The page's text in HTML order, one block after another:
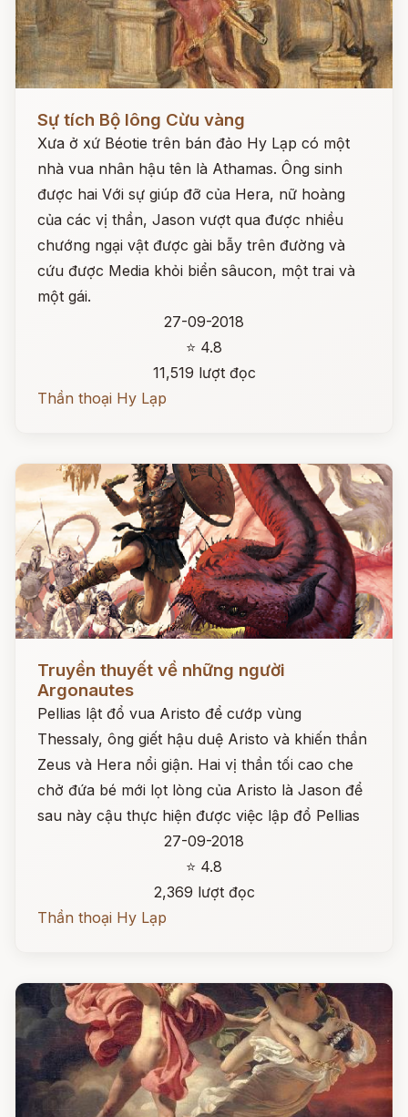
Sự tích Bộ lông Cừu vàng
Xưa ở xứ Béotie trên bán đảo Hy Lạp có một
nhà vua nhân hậu tên là Athamas. Ông sinh
được hai Với sự giúp đỡ của Hera, nữ hoàng
của các vị thần, Jason vượt qua được nhiều
chướng ngại vật được gài bẫy trên đường và
cứu được Media khỏi biển sâucon, một trai và
một gái.
27-09-2018
⭐ 4.8
11,519 lượt đọc
Thần thoại Hy Lạp
Đọc ngay
Truyền thuyết về những người
Argonautes
Pellias lật đổ vua Aristo để cướp vùng
Thessaly, ông giết hậu duệ Aristo và khiến thần
Zeus và Hera nổi giận. Hai vị thần tối cao che
chở đứa bé mới lọt lòng của Aristo là Jason để
sau này cậu thực hiện được việc lập đổ Pellias
27-09-2018
⭐ 4.8
2,369 lượt đọc
Thần thoại Hy Lạp